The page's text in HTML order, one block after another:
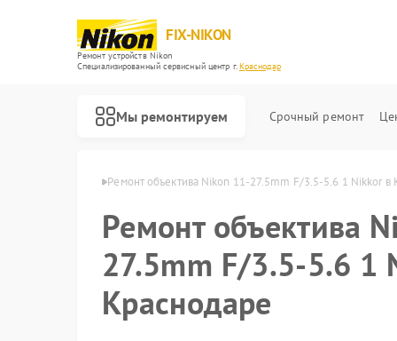
FIX-NIKON
Ремонт устройств Nikon
Специализированный cервисный центр г.Краснодар
Мы ремонтируем Срочный ремонт
в Краснодаре Ремонт объектива Nikon 11-27.5mm F/3.5-5.6 1 Nikkor в
Ремонт объектива
27.5mm F/3.5-5.6 1
Краснодаре